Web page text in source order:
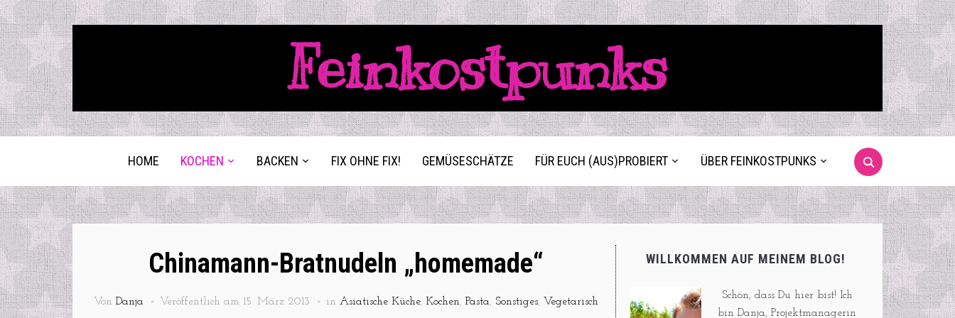
Feinkostpunks
HOME KOCHEN BACKEN FIX OHNE FIX! GEMÜSESCHÄTZE FÜR EUCH (AUS)PROBIERT ÜBER FEINKOSTPUNKS
Chinamann-Bratnudeln „homemade“
VonDanja Veröffentlich am15. März 2013 inAsiatische Küche, Kochen,Pasta, Sonstiges, Vegetarisch
WILLKOMMEN AUF MEINEM BLOG!
Schön, dass Du hier bist! Ich
bin Danja, Projektmanagerin